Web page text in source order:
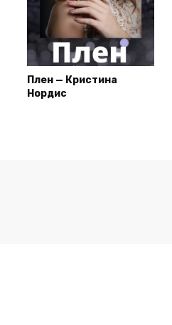
Плен — Кристина
Нордис